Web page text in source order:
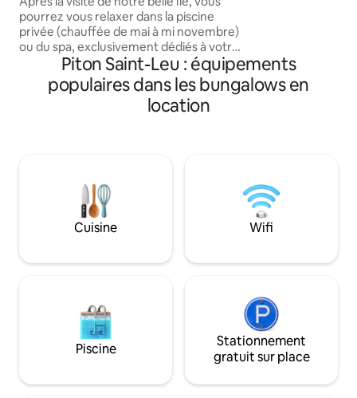
pourrez vous relaxer dans la piscine
privée (chauffée de mai à mi novembre)
ou du spa, exclusivement dédiés à votre
logement. Idéal pour les amoureux de la
nature, le bungalow Hibiscus est à 320 m
d'altitude avec vue panoramique sur la
baie de Saint-Leu, à seulement 10
est réservé pour la maison.
Piton Saint-Leu : équipements
populaires dans les bungalows en
location
Cuisine Wifi
Piscine
Stationnement
gratuit sur place